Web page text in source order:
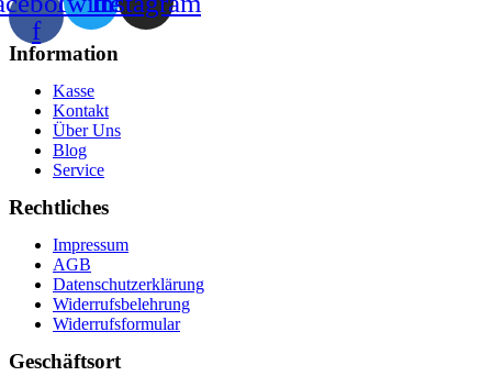
f
Information
Kasse
Kontakt
Über Uns
Blog
Service
Rechtliches
Impressum
AGB
Datenschutzerklärung
Widerrufsbelehrung
Widerrufsformular
Geschäftsort